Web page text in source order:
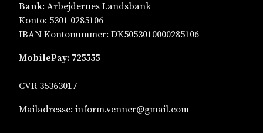
Bank: Arbejdernes Landsbank
Konto: 5301 0285106
IBAN Kontonummer: DK5053010000285106
MobilePay: 725555
CVR 35363017
Mailadresse: inform.venner@gmail.com